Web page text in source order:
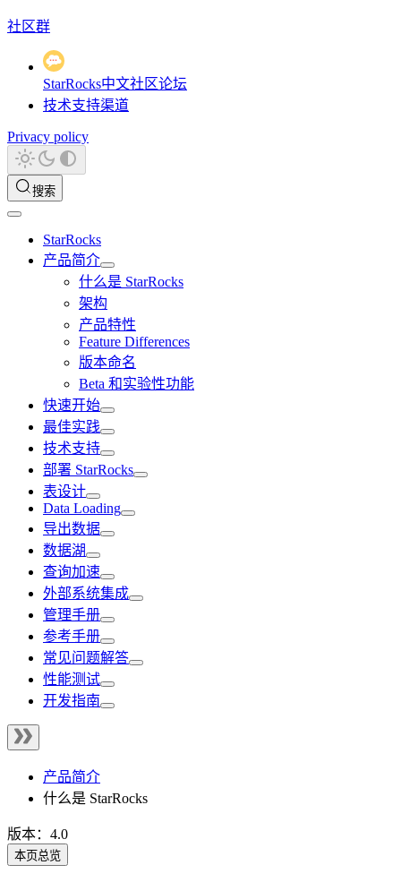
社区群
StarRocks中文社区论坛
技术支持渠道
Privacy policy
搜索
StarRocks
产品简介
什么是 StarRocks
架构
产品特性
Feature Differences
版本命名
Beta 和实验性功能
快速开始
最佳实践
技术支持
部署 StarRocks
表设计
Data Loading
导出数据
数据湖
查询加速
外部系统集成
管理手册
参考手册
常见问题解答
性能测试
开发指南
产品简介
什么是 StarRocks
版本：4.0
本页总览